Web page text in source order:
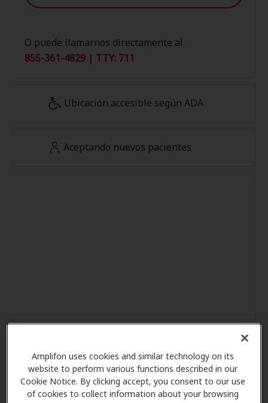
Amplifon uses cookies and similar technology on its
website to perform various functions described in our
Cookie Notice. By clicking accept, you consent to our use
of cookies to collect information about your browsing
O puede llamarnos directamente al
855-361-4829 | TTY: 711
Ubicación accesible según ADA
Aceptando nuevos pacientes